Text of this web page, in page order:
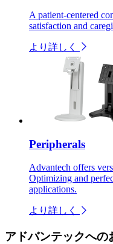
A patient-centered
satisfaction and
より詳しく
Peripherals
Advantech offers
Optimizing and
applications.
より詳しく
アドバンテックへの